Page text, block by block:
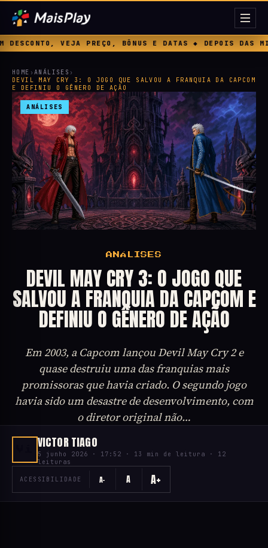
◆ DEPOIS DAS MICROTRANSAÇÕES, A EA
HOME ›ANÁLISES ›
DEVIL MAY CRY 3: O JOGO QUE SALVOU A FRANQUIA DA CAPCOM
E DEFINIU O GÊNERO DE AÇÃO
ANÁLISES
ANÁLISES
DEVIL MAY CRY 3: O JOGO QUE
SALVOU A FRANQUIA DA CAPCOM E
DEFINIU O GÊNERO DE AÇÃO
Em 2003, a Capcom lançou Devil May Cry 2 e
quase destruiu uma das franquias mais
promissoras que havia criado. O segundo jogo
havia sido um desastre de desenvolvimento, com
o diretor original não…
VICTOR TIAGO
5 junho 2026 · 17:52 · 13 min de leitura · 12
leituras
ACESSIBILIDADE A− A A+